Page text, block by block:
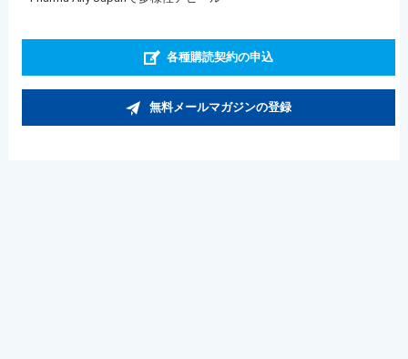
各種購読契約の申込
無料メールマガジンの登録